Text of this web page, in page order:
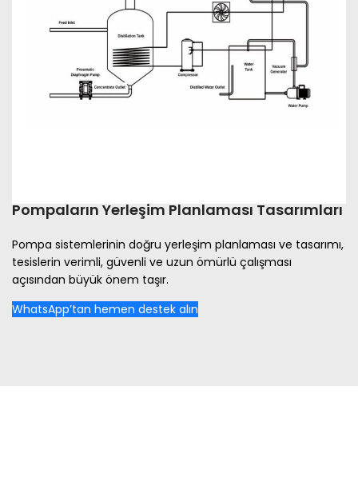
Pompaların Yerleşim Planlaması Tasarımları
Pompa sistemlerinin doğru yerleşim planlaması ve tasarımı,
tesislerin verimli, güvenli ve uzun ömürlü çalışması
açısından büyük önem taşır.
WhatsApp’tan hemen destek alın